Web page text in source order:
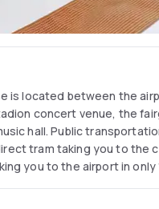
between the airport and the city
concert venue, the
hall. Public
only 15 minutes. The air-